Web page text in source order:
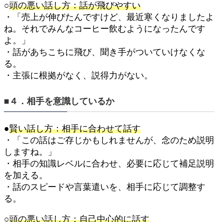
○頭の悪い話し方：話が飛びやすい
・「売上が伸びたんですけど、最近寒くなりましたよ
ね。それでみんなコーヒー飲むようになったんです
よ。」
・話があちこちに飛び、聞き手がついていけなくな
る。
・主張に根拠がなく、説得力がない。
■４．相手を意識しているか
●賢い話し方：相手に合わせて話す
・「この話はご存じかもしれませんが、念のため説明
しますね。」
・相手の知識レベルに合わせ、必要に応じて補足説明
を加える。
・話のスピードや言葉遣いを、相手に応じて調整す
る。
○頭の悪い話し方：自己中心的に話す